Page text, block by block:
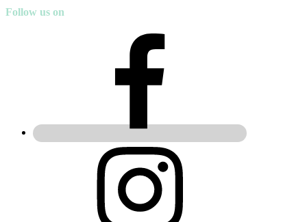
Follow us on